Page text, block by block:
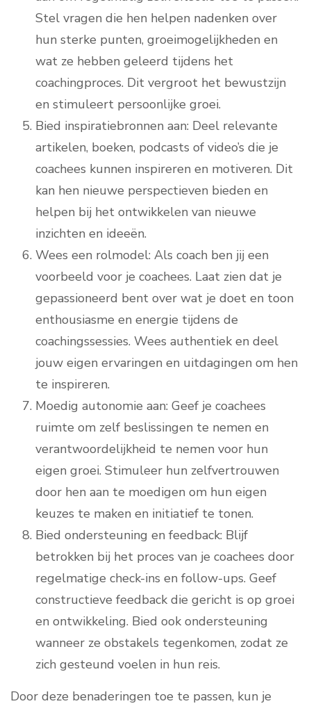
Stel vragen die hen helpen nadenken over
hun sterke punten, groeimogelijkheden en
wat ze hebben geleerd tijdens het
coachingproces. Dit vergroot het bewustzijn
en stimuleert persoonlijke groei.
Bied inspiratiebronnen aan: Deel relevante
artikelen, boeken, podcasts of video’s die je
coachees kunnen inspireren en motiveren. Dit
kan hen nieuwe perspectieven bieden en
helpen bij het ontwikkelen van nieuwe
inzichten en ideeën.
Wees een rolmodel: Als coach ben jij een
voorbeeld voor je coachees. Laat zien dat je
gepassioneerd bent over wat je doet en toon
enthousiasme en energie tijdens de
coachingssessies. Wees authentiek en deel
jouw eigen ervaringen en uitdagingen om hen
te inspireren.
Moedig autonomie aan: Geef je coachees
ruimte om zelf beslissingen te nemen en
verantwoordelijkheid te nemen voor hun
eigen groei. Stimuleer hun zelfvertrouwen
door hen aan te moedigen om hun eigen
keuzes te maken en initiatief te tonen.
Bied ondersteuning en feedback: Blijf
betrokken bij het proces van je coachees door
regelmatige check-ins en follow-ups. Geef
constructieve feedback die gericht is op groei
en ontwikkeling. Bied ook ondersteuning
wanneer ze obstakels tegenkomen, zodat ze
zich gesteund voelen in hun reis.
Door deze benaderingen toe te passen, kun je